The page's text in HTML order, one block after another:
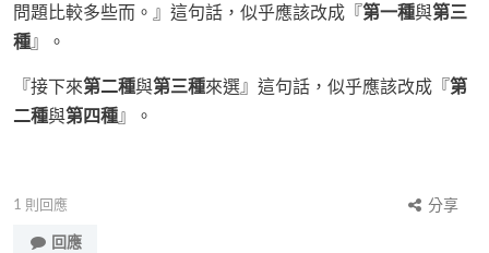
問題比較多些而。』這句話，似乎應該改成『第一種與第三
種』。
『接下來第二種與第三種來選』這句話，似乎應該改成『第
二種與第四種』。
1 則回應
分享
回應